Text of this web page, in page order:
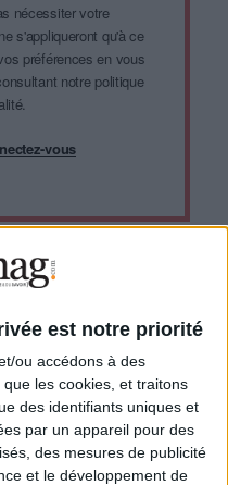
est notre priorité
ou accédons à des
les cookies, et traitons
des identifiants uniques et
par un appareil pour des
des mesures de publicité
et le développement de
nécessiter votre
s'appliqueront qu'à ce
préférences en vous
notre politique
vous
pour publier un commentaire